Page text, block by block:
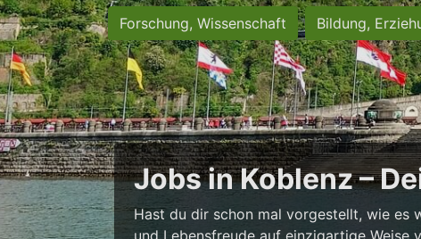
Forschung, Wissenschaft Bildung,
Jobs in Koblenz –
Hast du dir schon mal vorgestellt, wie es